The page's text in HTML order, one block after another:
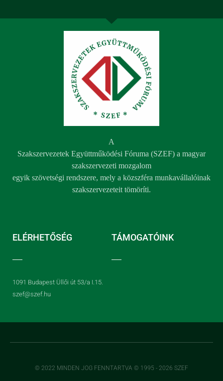
A
Szakszervezetek Együttműködési Fóruma (SZEF) a magyar
szakszervezeti mozgalom
egyik szövetségi rendszere, mely a közszféra munkavállalóinak
szakszervezeteit tömöríti.
ELÉRHETŐSÉG
1091 Budapest Üllői út 53/a I.15.
szef@szef.hu
TÁMOGATÓINK
© 2022 MINDEN JOG FENNTARTVA © 1995 - 2026 SZEF